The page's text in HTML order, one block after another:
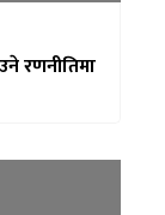
रणनीतिमा